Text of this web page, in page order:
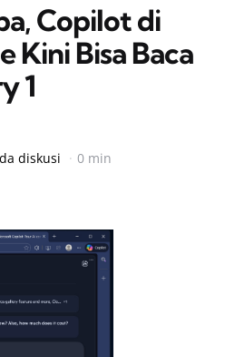
Copilot di
Kini Bisa Baca
1
diskusi 0 min